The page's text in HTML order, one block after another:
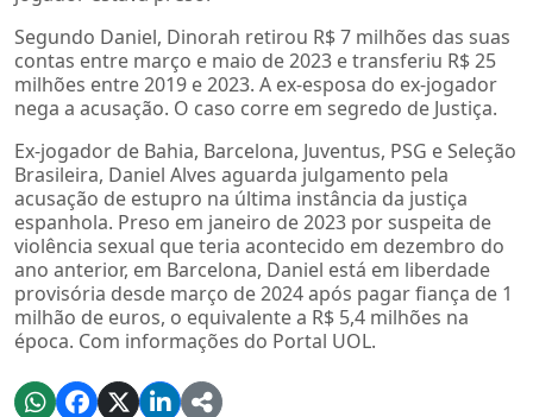
Segundo Daniel, Dinorah retirou R$ 7 milhões das suas
contas entre março e maio de 2023 e transferiu R$ 25
milhões entre 2019 e 2023. A ex-esposa do ex-jogador
nega a acusação. O caso corre em segredo de Justiça.
Ex-jogador de Bahia, Barcelona, Juventus, PSG e Seleção
Brasileira, Daniel Alves aguarda julgamento pela
acusação de estupro na última instância da justiça
espanhola. Preso em janeiro de 2023 por suspeita de
violência sexual que teria acontecido em dezembro do
ano anterior, em Barcelona, Daniel está em liberdade
provisória desde março de 2024 após pagar fiança de 1
milhão de euros, o equivalente a R$ 5,4 milhões na
época. Com informações do Portal UOL.